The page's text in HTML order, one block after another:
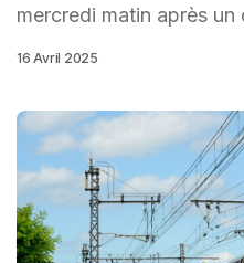
mercredi matin après
16 Avril 2025